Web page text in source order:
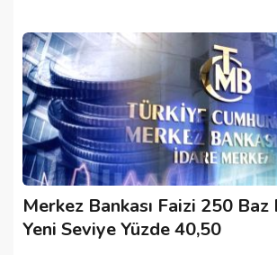
Merkez Bankası Faizi 250
Yeni Seviye Yüzde 40,50